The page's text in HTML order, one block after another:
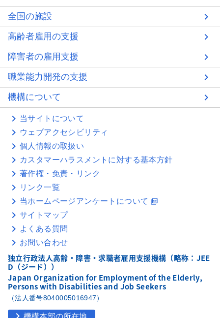
全国の施設
高齢者雇用の支援
障害者の雇用支援
職業能力開発の支援
機構について
当サイトについて
ウェブアクセシビリティ
個人情報の取扱い
カスタマーハラスメントに対する基本方針
著作権・免責・リンク
リンク一覧
当ホームページアンケートについて picture_as_pdf
サイトマップ
よくある質問
お問い合わせ
独立行政法人高齢・障害・求職者雇用支援機構（略称：JEE
D（ジード））
Japan Organization for Employment of the Elderly,
Persons with Disabilities and Job Seekers
（法人番号8040005016947）
機構本部の所在地